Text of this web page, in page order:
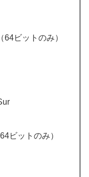
ビットのみ）
ビットのみ）